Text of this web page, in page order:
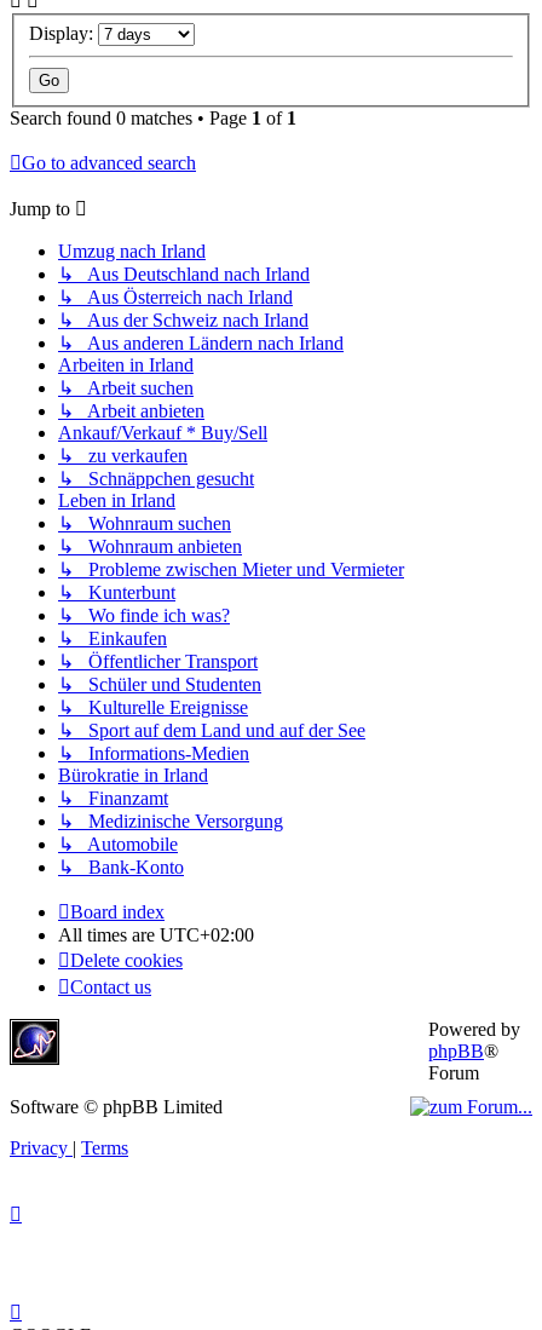
Display:
Search found 0 matches • Page 1 of 1
Go to advanced search
Jump to
Umzug nach Irland
↳ Aus Deutschland nach Irland
↳ Aus Österreich nach Irland
↳ Aus der Schweiz nach Irland
↳ Aus anderen Ländern nach Irland
Arbeiten in Irland
↳ Arbeit suchen
↳ Arbeit anbieten
Ankauf/Verkauf * Buy/Sell
↳ zu verkaufen
↳ Schnäppchen gesucht
Leben in Irland
↳ Wohnraum suchen
↳ Wohnraum anbieten
↳ Probleme zwischen Mieter und Vermieter
↳ Kunterbunt
↳ Wo finde ich was?
↳ Einkaufen
↳ Öffentlicher Transport
↳ Schüler und Studenten
↳ Kulturelle Ereignisse
↳ Sport auf dem Land und auf der See
↳ Informations-Medien
Bürokratie in Irland
↳ Finanzamt
↳ Medizinische Versorgung
↳ Automobile
↳ Bank-Konto
Board index
All times are UTC+02:00
Delete cookies
Contact us
Powered by
phpBB®
Forum
Software © phpBB Limited
Privacy | Terms